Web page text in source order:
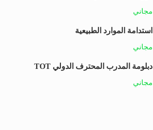
مجاني
استدامة الموارد الطبيعية
مجاني
دبلومة المدرب المحترف الدولي TOT
مجاني